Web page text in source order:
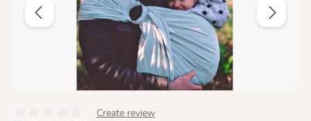
Create review